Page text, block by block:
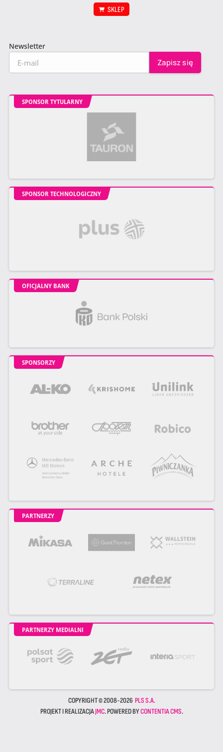
SKLEP
Newsletter
SPONSOR TYTULARNY
SPONSOR TECHNOLOGICZNY
OFICJALNY BANK
SPONSORZY
PARTNERZY
PARTNERZY MEDIALNI
COPYRIGHT © 2008-2026 PLS S.A.
PROJEKT I REALIZACJAJMC. POWERED BYCONTENTIA CMS.